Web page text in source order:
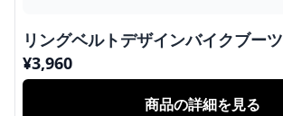
リングベルトデザインバイクブーツ
¥3,960
商品の詳細を見る